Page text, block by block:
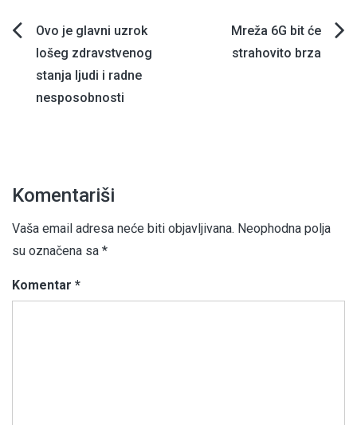
Navigacija
članaka
Ovo je glavni uzrok
lošeg zdravstvenog
stanja ljudi i radne
nesposobnosti
Mreža 6G bit će
strahovito brza
Komentariši
Vaša email adresa neće biti objavljivana. Neophodna polja
su označena sa *
Komentar *